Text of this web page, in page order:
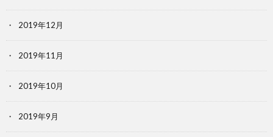
2019年12月
2019年11月
2019年10月
2019年9月